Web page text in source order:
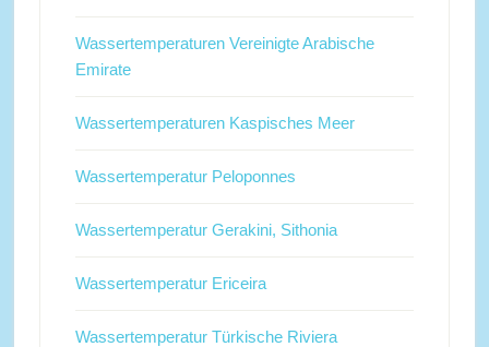
Wassertemperaturen Vereinigte Arabische
Emirate
Wassertemperaturen Kaspisches Meer
Wassertemperatur Peloponnes
Wassertemperatur Gerakini, Sithonia
Wassertemperatur Ericeira
Wassertemperatur Türkische Riviera